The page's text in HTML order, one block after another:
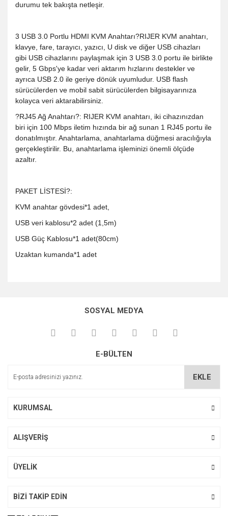
durumu tek bakışta netleşir.
3 USB 3.0 Portlu HDMI KVM Anahtarı?RIJER KVM anahtarı,
klavye, fare, tarayıcı, yazıcı, U disk ve diğer USB cihazları
gibi USB cihazlarını paylaşmak için 3 USB 3.0 portu ile birlikte
gelir, 5 Gbps'ye kadar veri aktarım hızlarını destekler ve
ayrıca USB 2.0 ile geriye dönük uyumludur. USB flash
sürücülerden ve mobil sabit sürücülerden bilgisayarınıza
kolayca veri aktarabilirsiniz.
?RJ45 Ağ Anahtarı?: RIJER KVM anahtarı, iki cihazınızdan
biri için 100 Mbps iletim hızında bir ağ sunan 1 RJ45 portu ile
donatılmıştır. Anahtarlama, anahtarlama düğmesi aracılığıyla
gerçekleştirilir. Bu, anahtarlama işleminizi önemli ölçüde
azaltır.
PAKET LİSTESİ?:
KVM anahtar gövdesi*1 adet,
USB veri kablosu*2 adet (1,5m)
USB Güç Kablosu*1 adet(80cm)
Uzaktan kumanda*1 adet
kullanarak tarafımıza iletebilirsiniz.
Görüş ve önerileriniz için teşekkür ederiz.
Ürün açıklamasında eksik bilgiler bulunuyor.
SOSYAL MEDYA
E-BÜLTEN
EKLE
KURUMSAL
ALIŞVERİŞ
ÜYELİK
BİZİ TAKİP EDİN